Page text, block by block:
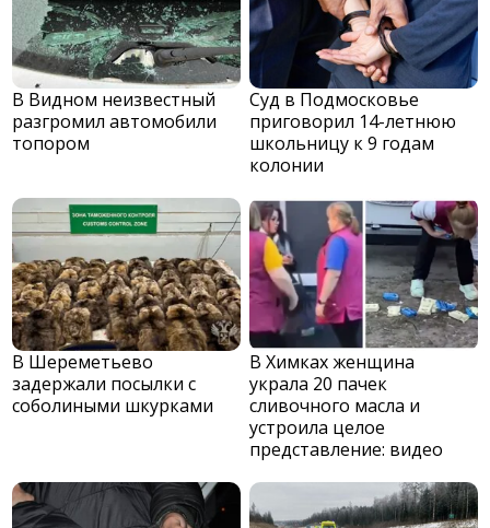
В Видном неизвестный
разгромил автомобили
топором
Суд в Подмосковье
приговорил 14-летнюю
школьницу к 9 годам
колонии
В Шереметьево
задержали посылки с
соболиными шкурками
В Химках женщина
украла 20 пачек
сливочного масла и
устроила целое
представление: видео